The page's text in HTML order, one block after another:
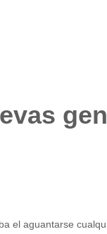
el aguantarse